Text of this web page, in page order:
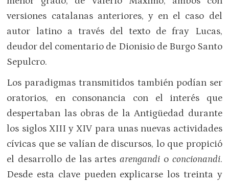
versiones catalanas anteriores, y en el caso del
autor latino a través del texto de fray Lucas,
deudor del comentario de Dionisio de Burgo Santo
Sepulcro.
Los paradigmas transmitidos también podían ser
oratorios, en consonancia con el interés que
despertaban las obras de la Antigüedad durante
los siglos XIII y XIV para unas nuevas actividades
cívicas que se valían de discursos, lo que propició
el desarrollo de las artesarengandi o concionandi.
Desde esta clave pueden explicarse los treinta y